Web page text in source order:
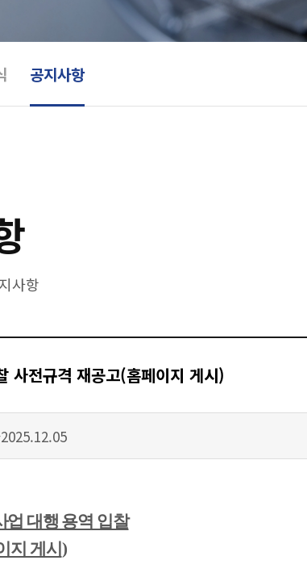
공지사항
사항
사전규격 재공고(홈페이지 게시)
등록일
2025.12.05
대행 용역 입찰
지 게시 )